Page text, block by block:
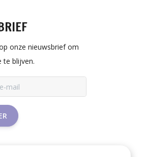
onze nieuwsbrief om
te blijven.